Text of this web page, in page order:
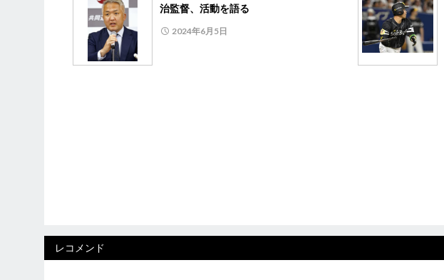
治監督、活動を語る
2024年6月5日
レコメンド